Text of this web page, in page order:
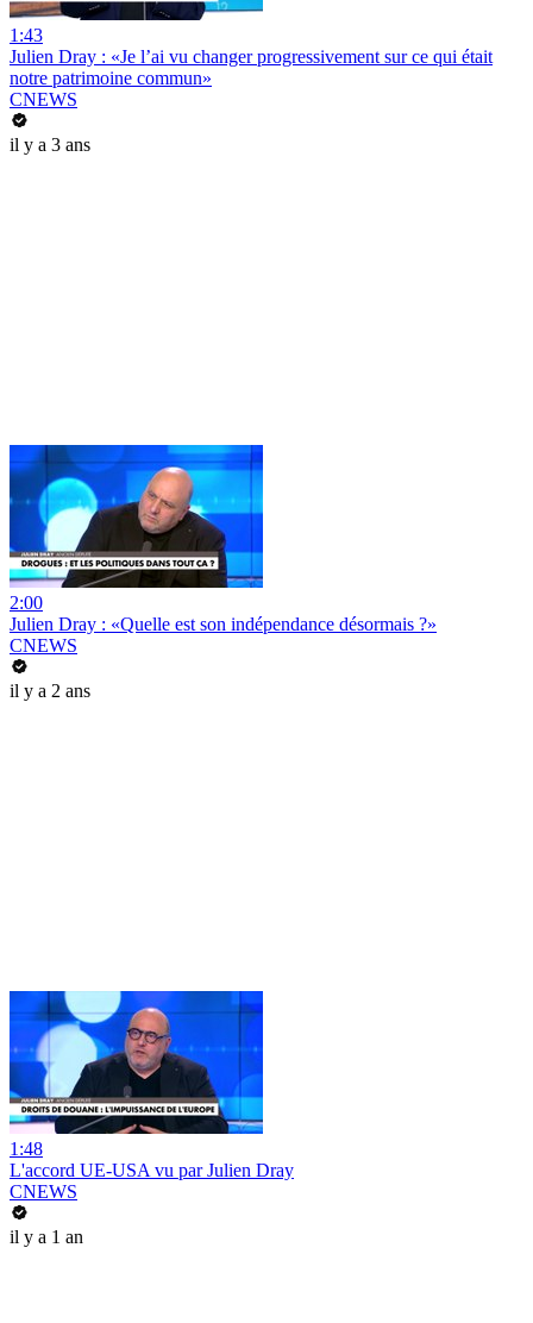
1:43
Julien Dray : «Je l’ai vu changer progressivement sur ce qui était
notre patrimoine commun»
CNEWS
il y a 3 ans
2:00
Julien Dray : «Quelle est son indépendance désormais ?»
CNEWS
il y a 2 ans
1:48
L'accord UE-USA vu par Julien Dray
CNEWS
il y a 1 an